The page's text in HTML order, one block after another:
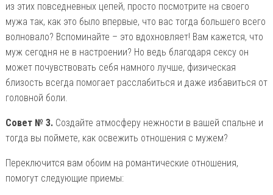
из этих повседневных цепей, просто посмотрите на своего
мужа так, как это было впервые, что вас тогда большего всего
волновало? Вспоминайте – это вдохновляет! Вам кажется, что
муж сегодня не в настроении? Но ведь благодаря сексу он
может почувствовать себя намного лучше, физическая
близость всегда помогает расслабиться и даже избавиться от
головной боли.
Совет № 3.Создайте атмосферу нежности в вашей спальне и
тогда вы поймете, как освежить отношения с мужем?
Переключится вам обоим на романтические отношения,
помогут следующие приемы: